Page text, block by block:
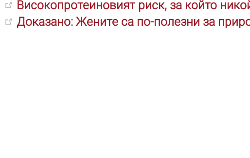
Високопротеиновият риск, за който
Доказано: Жените са по-полезни за